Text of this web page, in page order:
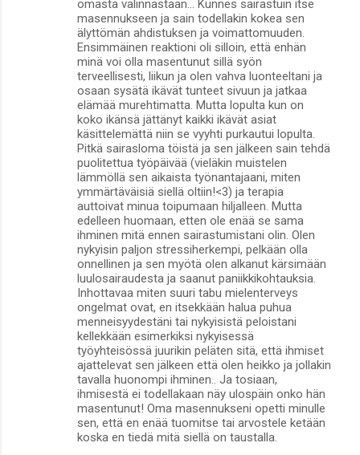
omasta valinnastaan... Kunnes sairastuin itse
masennukseen ja sain todellakin kokea sen
älyttömän ahdistuksen ja voimattomuuden.
Ensimmäinen reaktioni oli silloin, että enhän
minä voi olla masentunut sillä syön
terveellisesti, liikun ja olen vahva luonteeltani ja
osaan sysätä ikävät tunteet sivuun ja jatkaa
elämää murehtimatta. Mutta lopulta kun on
koko ikänsä jättänyt kaikki ikävät asiat
käsittelemättä niin se vyyhti purkautui lopulta.
Pitkä sairasloma töistä ja sen jälkeen sain tehdä
puolitettua työpäivää (vieläkin muistelen
lämmöllä sen aikaista työnantajaani, miten
ymmärtäväisiä siellä oltiin!<3) ja terapia
auttoivat minua toipumaan hiljalleen. Mutta
edelleen huomaan, etten ole enää se sama
ihminen mitä ennen sairastumistani olin. Olen
nykyisin paljon stressiherkempi, pelkään olla
onnellinen ja sen myötä olen alkanut kärsimään
luulosairaudesta ja saanut paniikkikohtauksia.
Inhottavaa miten suuri tabu mielenterveys
ongelmat ovat, en itsekkään halua puhua
menneisyydestäni tai nykyisistä peloistani
kellekkään esimerkiksi nykyisessä
työyhteisössä juurikin peläten sitä, että ihmiset
ajattelevat sen jälkeen että olen heikko ja jollakin
tavalla huonompi ihminen.. Ja tosiaan,
ihmisestä ei todellakaan näy ulospäin onko hän
masentunut! Oma masennukseni opetti minulle
sen, että en enää tuomitse tai arvostele ketään
koska en tiedä mitä siellä on taustalla.